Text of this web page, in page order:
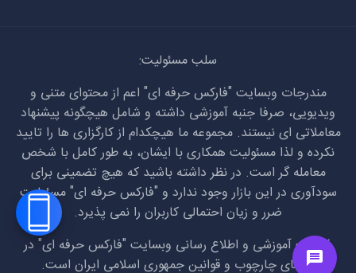
سلب مسئولیت:
مندرجات وبسایت "فارکس حرفه ای" اعم از محتوای متنی و
ویدیویی، صرفا جنبه آموزشی داشته و شامل هیچگونه پیشنهاد
معاملاتی ای نیستند. مجموعه ما هیچکدام از کارگزاری ها را تایید
نکرده و لذا مسئولیت همکاری با ایشان، به طور کامل با شخص
معامله گر است. در نظر داشته باشید که هیچ تضمینی برای
سودآوری در این بازار وجود ندارد و "فارکس حرفه ای" مسئولیت
ضرر و زیان احتمالی کاربران را نمی پذیرد.
فعالیت آموزشی و اطلاع رسانی وبسایت "فارکس حرفه ای" در
راستای چارچوب و قوانین جمهوری اسلامی ایران است.